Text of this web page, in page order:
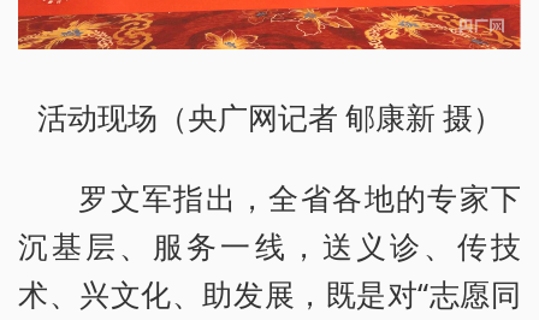
活动现场（央广网记者 郇康新 摄）
罗文军指出，全省各地的专家下
沉基层、服务一线，送义诊、传技
术、兴文化、助发展，既是对“志愿同